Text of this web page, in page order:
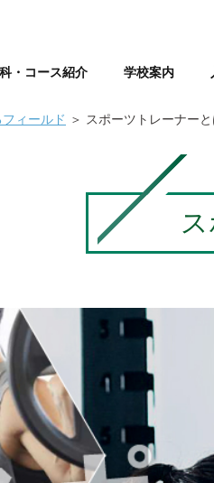
・コース紹介
ンス制度（鍼灸師+柔道整復師）
学校案内
いて 『臨床の森ノ宮』と呼
動画で知る森ノ
総合学園 【森ノ宮医療学園】のご紹介
AO入試 スポーツ特
キャンパス 平日ミニオープ
は 美容鍼とは 柔道
卒業生の声 学生サポート
アサポート【就職・開業を支える】
ための保育園【みどりの風保育園】
ンス制度 パーソナルトレー
Q&A（よくある質問）
ィールド ＞ スポーツトレーナーと